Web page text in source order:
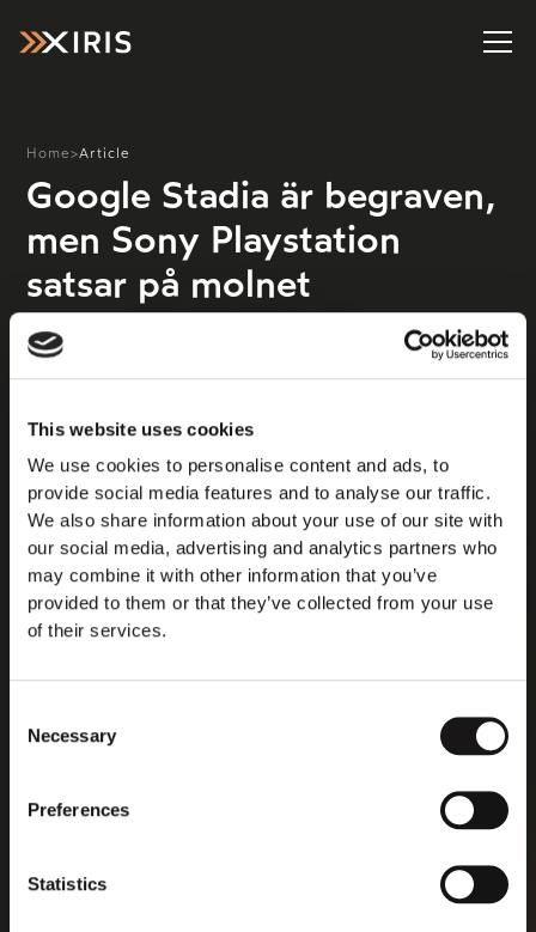
This website uses cookies
We use cookies to personalise content and ads, to
provide social media features and to analyse our traffic.
We also share information about your use of our site with
our social media, advertising and analytics partners who
may combine it with other information that you’ve
provided to them or that they’ve collected from your use
of their services.
Selection
Necessary
Preferences
Statistics
Home>Article
Google Stadia är begraven,
men Sony Playstation
satsar på molnet
"Molntjänsterna för spel tycks kämpa i viss motvind för
avseendet ställt hela konceptet på ända. Sony har varit
mer abstrakta runt molnet, men har trots allt bakat in
sin tidigare PS Now-satsning i Playstation Plus. Och
mer kan det kanske bli. The Verge uppmärksammar att
Sony för närvarande har 22 tjänster utlysta som alla på
ett eller annat sätt omfattar tekniskt arbete med
molnspelande."